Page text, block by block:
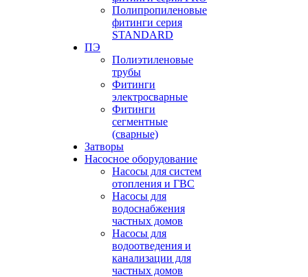
Полипропиленовые
фитинги серия
STANDARD
ПЭ
Полиэтиленовые
трубы
Фитинги
электросварные
Фитинги
сегментные
(сварные)
Затворы
Насосное оборудование
Насосы для систем
отопления и ГВС
Насосы для
водоснабжения
частных домов
Насосы для
водоотведения и
канализации для
частных домов